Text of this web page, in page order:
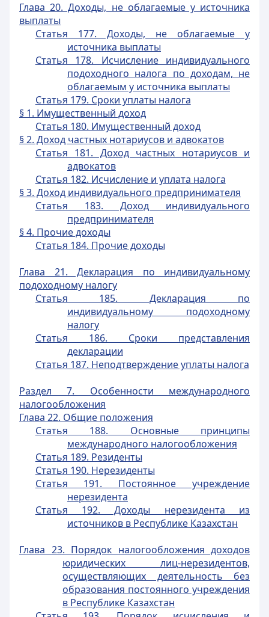
Глава 20. Доходы, не облагаемые у источника
выплаты
Статья 177. Доходы, не облагаемые у
источника выплаты
Статья 178. Исчисление индивидуального
подоходного налога по доходам, не
облагаемым у источника выплаты
Статья 179. Сроки уплаты налога
§ 1. Имущественный доход
Статья 180. Имущественный доход
§ 2. Доход частных нотариусов и адвокатов
Статья 181. Доход частных нотариусов и
адвокатов
Статья 182. Исчисление и уплата налога
§ 3. Доход индивидуального предпринимателя
Статья 183. Доход индивидуального
предпринимателя
§ 4. Прочие доходы
Статья 184. Прочие доходы
Глава 21. Декларация по индивидуальному
подоходному налогу
Статья 185. Декларация по
индивидуальному подоходному
налогу
Статья 186. Сроки представления
декларации
Статья 187. Неподтверждение уплаты налога
Раздел 7. Особенности международного
налогообложения
Глава 22. Общие положения
Статья 188. Основные принципы
международного налогообложения
Статья 189. Резиденты
Статья 190. Нерезиденты
Статья 191. Постоянное учреждение
нерезидента
Статья 192. Доходы нерезидента из
источников в Республике Казахстан
Глава 23. Порядок налогообложения доходов
юридических лиц-нерезидентов,
осуществляющих деятельность без
образования постоянного учреждения
в Республике Казахстан